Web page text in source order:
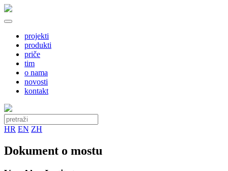
projekti
produkti
priče
tim
o nama
novosti
kontakt
HR EN ZH
Dokument o mostu